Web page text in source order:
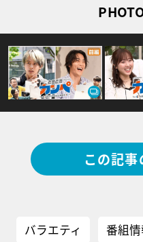
この記
バラエティ 番組